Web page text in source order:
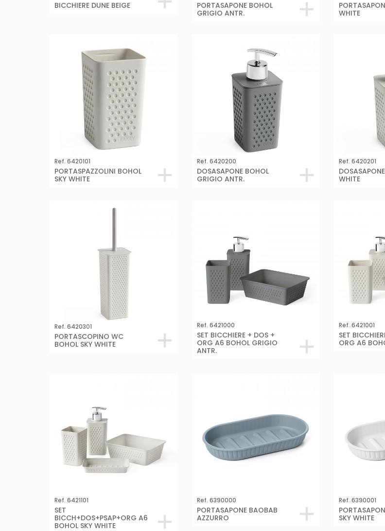
BICCHIERE DUNE BEIGE
PORTASAPONE BOHOL
GRIGIO ANTR.
WHITE
Ref. 6420101
PORTASPAZZOLINI BOHOL
SKY WHITE
Ref. 6420200
DOSASAPONE BOHOL
GRIGIO ANTR.
Ref. 6420201
WHITE
Ref. 6420301
PORTASCOPINO WC
BOHOL SKY WHITE
Ref. 6421000
SET BICCHIERE + DOS +
ORG A6 BOHOL GRIGIO
ANTR.
Ref. 6421001
SET
ORG A6
Ref. 6421101
SET
BICCH+DOS+PSAP+ORG A6
BOHOL SKY WHITE
Ref. 6390000
PORTASAPONE BAOBAB
AZZURRO
Ref. 6390001
SKY WHITE